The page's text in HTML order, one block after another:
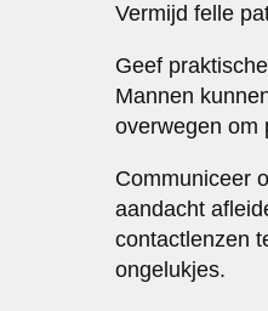
Vermijd felle
Geef
Mannen
overwegen om
Communiceer
aandacht
contactlenzen
ongelukjes.